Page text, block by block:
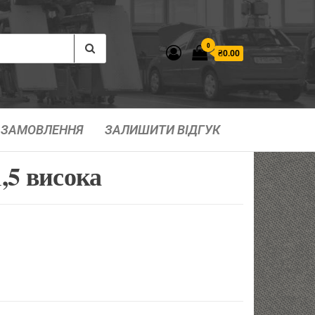
0
₴0.00
ЗАМОВЛЕННЯ ЗАЛИШИТИ ВІДГУК
висока